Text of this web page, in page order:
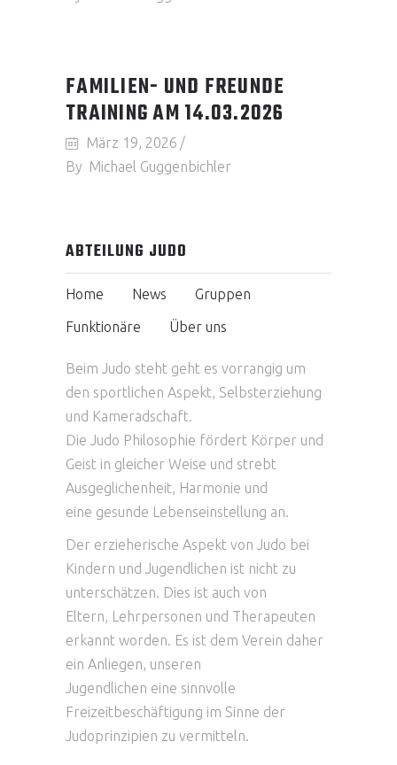
FAMILIEN- UND FREUNDE
TRAINING AM 14.03.2026
März 19, 2026
By Michael Guggenbichler
ABTEILUNG JUDO
Home News Gruppen
Funktionäre Über uns
Beim Judo steht geht es vorrangig um
den sportlichen Aspekt, Selbsterziehung
und Kameradschaft.
Die Judo Philosophie fördert Körper und
Geist in gleicher Weise und strebt
Ausgeglichenheit, Harmonie und
eine gesunde Lebenseinstellung an.
Der erzieherische Aspekt von Judo bei
Kindern und Jugendlichen ist nicht zu
unterschätzen. Dies ist auch von
Eltern, Lehrpersonen und Therapeuten
erkannt worden. Es ist dem Verein daher
ein Anliegen, unseren
Jugendlichen eine sinnvolle
Freizeitbeschäftigung im Sinne der
Judoprinzipien zu vermitteln.